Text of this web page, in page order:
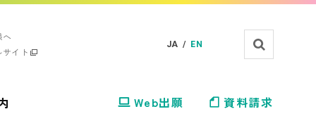
イト
JA / EN
Web出願 資料請求